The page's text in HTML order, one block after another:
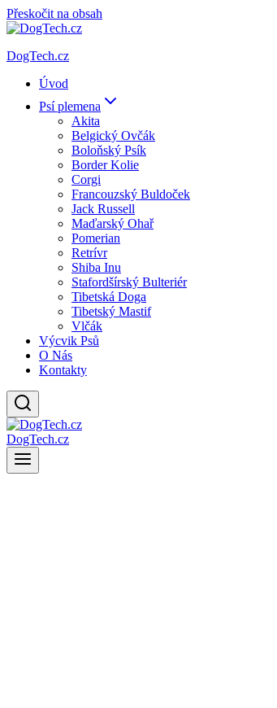
Přeskočit na obsah
DogTech.cz
Úvod
Psí plemena
Akita
Belgický Ovčák
Boloňský Psík
Border Kolie
Corgi
Francouzský Buldoček
Jack Russell
Maďarský Ohař
Pomerian
Retrívr
Shiba Inu
Stafordšírský Bulteriér
Tibetská Doga
Tibetský Mastif
Vlčák
Výcvik Psů
O Nás
Kontakty
DogTech.cz